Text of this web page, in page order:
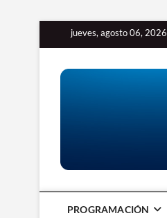
jueves, agosto 06, 2026
PROGRAMACIÓN